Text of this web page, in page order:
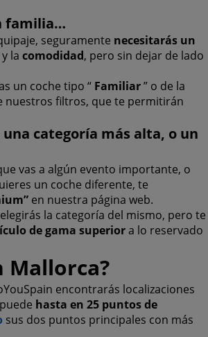
familia…
seguramente necesitarás un
y la comodidad, pero sin dejar de lado
un coche tipo “ Familiar” o de la
nuestros filtros, que te permitirán
una categoría más alta, o un
vas a algún evento importante, o
un coche diferente, te
en nuestra página web.
la categoría del mismo, pero te
de gama superiora lo reservado
Mallorca?
encontrarás localizaciones
hasta en 25 puntos de
sus dos puntos principales con más